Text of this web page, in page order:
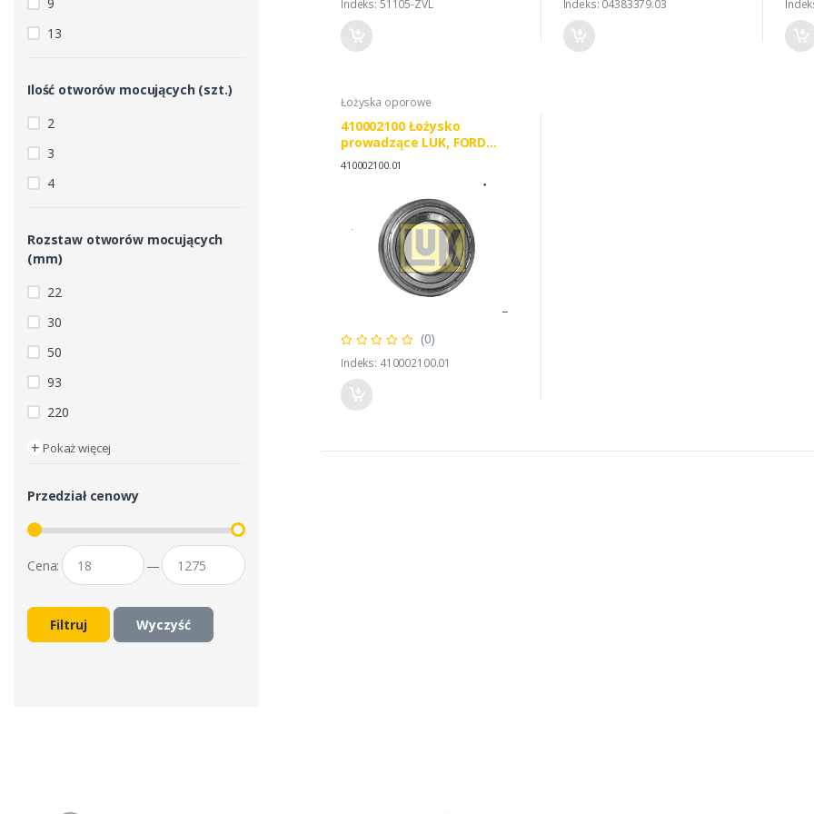
13
Ilość otworów mocujących (szt.)
2
3
4
Rozstaw otworów mocujących
(mm)
22
30
50
93
220
+ Pokaż więcej
Przedział cenowy
Cena: —
Filtruj Wyczyść
Indeks: 51105-ZVL Indeks: 04383379.03
Łożyska oporowe
410002100 Łożysko
prowadzące LUK, FORD
F0NNN779AA 3992560
410002100.01
(0)
Indeks: 410002100.01